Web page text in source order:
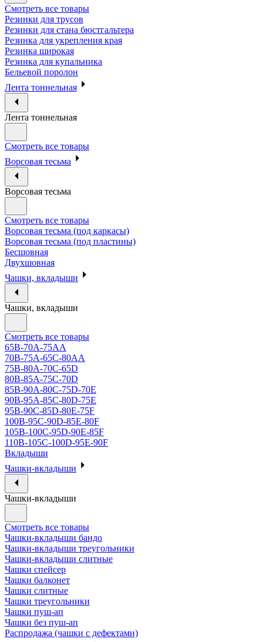
Смотреть все товары
Резинки для трусов
Резинки для стана бюстгальтера
Резинка для укрепления края
Резинка широкая
Резинка для купальника
Бельевой поролон
Лента тоннельная
Лента тоннельная
Смотреть все товары
Ворсовая тесьма
Ворсовая тесьма
Смотреть все товары
Ворсовая тесьма (под каркасы)
Ворсовая тесьма (под пластины)
Бесшовная
Двухшовная
Чашки, вкладыши
Чашки, вкладыши
Смотреть все товары
65B-70A-75АА
70В-75А-65С-80АА
75В-80А-70С-65D
80В-85А-75С-70D
85В-90А-80С-75D-70E
90B-95A-85C-80D-75E
95B-90C-85D-80E-75F
100B-95C-90D-85E-80F
105B-100C-95D-90E-85F
110B-105C-100D-95E-90F
Вкладыши
Чашки-вкладыши
Чашки-вкладыши
Смотреть все товары
Чашки-вкладыши бандо
Чашки-вкладыши треугольники
Чашки-вкладыши слитные
Чашки спейсер
Чашки балконет
Чашки слитные
Чашки треугольники
Чашки пуш-ап
Чашки без пуш-ап
Распродажа (чашки с дефектами)